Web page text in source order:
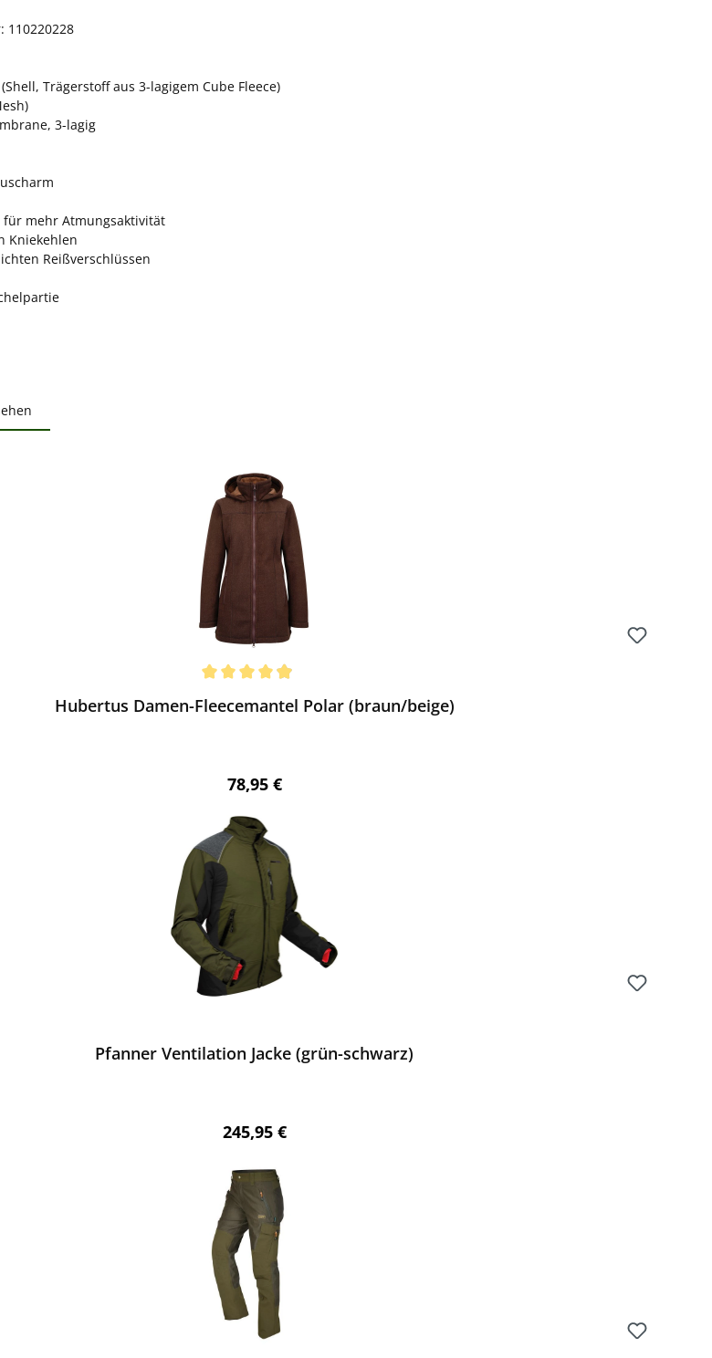
110220228
Trägerstoff aus 3-lagigem Cube Fleece)
3-lagig
mehr Atmungsaktivität
Kniekehlen
Reißverschlüssen
Hubertus Damen-Fleecemantel Polar (braun/beige)
Regulärer Preis:
78,95 €
Pfanner Ventilation Jacke (grün-schwarz)
Regulärer Preis:
245,95 €